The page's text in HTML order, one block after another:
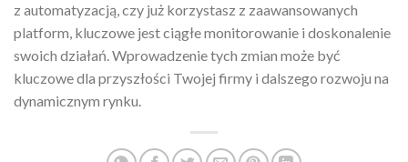
z automatyzacją, czy już korzystasz z zaawansowanych
platform, kluczowe jest ciągłe monitorowanie i doskonalenie
swoich działań. Wprowadzenie tych zmian może być
kluczowe dla przyszłości Twojej firmy i dalszego rozwoju na
dynamicznym rynku.